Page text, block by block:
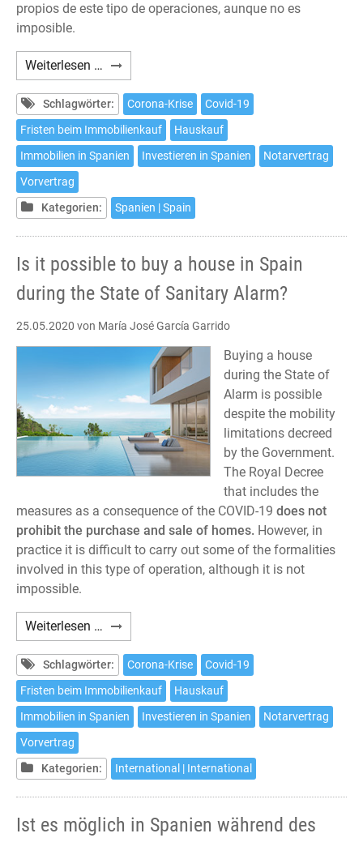
propios de este tipo de operaciones, aunque no es
imposible.
Weiterlesen … ¿Es
posible
comprar
una
casa
en
durante
el
Estado
de
Schlagwörter: Corona-Krise
Covid-19
Fristen beim Immobilienkauf
Hauskauf
Immobilien in Spanien
Investieren in Spanien
Notarvertrag
Vorvertrag
Kategorien:
Spanien | Spain
Is it possible to buy a house in Spain
during the State of Sanitary Alarm?
25.05.2020 von María José García Garrido
Buying a house
during the State of
Alarm is possible
despite the mobility
limitations decreed
by the Government.
The Royal Decree
that includes the
measures as a consequence of the COVID-19 does not
prohibit the purchase and sale of homes. However, in
practice it is difficult to carry out some of the formalities
involved in this type of operation, although it is not
impossible.
Weiterlesen … Is
it
possible
to
buy
a
in
Spain
during
the
Schlagwörter: Corona-Krise
Covid-19
Fristen beim Immobilienkauf
Hauskauf
Immobilien in Spanien
Investieren in Spanien
Notarvertrag
Vorvertrag
Kategorien:
International | International
Ist es möglich in Spanien während des